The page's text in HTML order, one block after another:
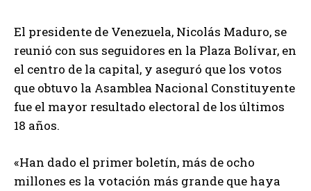
El presidente de Venezuela, Nicolás Maduro, se
reunió con sus seguidores en la Plaza Bolívar, en
el centro de la capital, y aseguró que los votos
que obtuvo la Asamblea Nacional Constituyente
fue el mayor resultado electoral de los últimos
18 años.
«Han dado el primer boletín, más de ocho
millones es la votación más grande que haya